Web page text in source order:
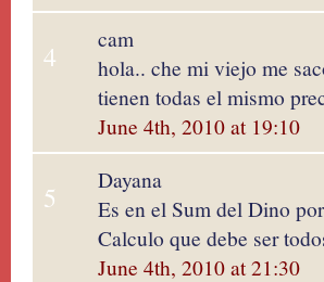
4
cam
hola.. che mi viejo me
tienen todas el mismo
June 4th, 2010 at 19:10
5
Dayana
Es en el Sum del Dino
Calculo que debe ser
June 4th, 2010 at 21:30